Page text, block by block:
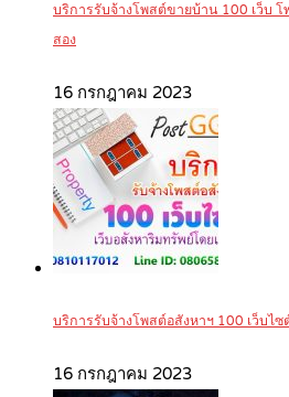
บริการรับจ้างโพสต์ขายบ้าน 100 เว็บ
สอง
16 กรกฎาคม 2023
บริการรับจ้างโพสต์อสังหาฯ 100 เว็บไซ
16 กรกฎาคม 2023